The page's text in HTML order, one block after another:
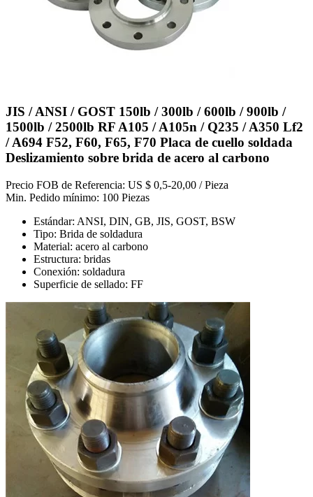
JIS / ANSI / GOST 150lb / 300lb / 600lb / 900lb /
1500lb / 2500lb RF A105 / A105n / Q235 / A350 Lf2
/ A694 F52, F60, F65, F70 Placa de cuello soldada
Deslizamiento sobre brida de acero al carbono
Precio FOB de Referencia: US $ 0,5-20,00 / Pieza
Min. Pedido mínimo: 100 Piezas
Estándar: ANSI, DIN, GB, JIS, GOST, BSW
Tipo: Brida de soldadura
Material: acero al carbono
Estructura: bridas
Conexión: soldadura
Superficie de sellado: FF